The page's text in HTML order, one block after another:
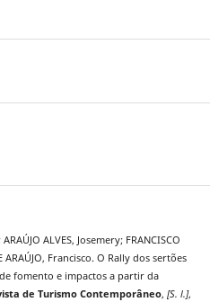
ALVES, Josemery; FRANCISCO
ARAÚJO, Francisco. O Rally dos sertões
fomento e impactos a partir da
de Turismo Contemporâneo, [S. l.],